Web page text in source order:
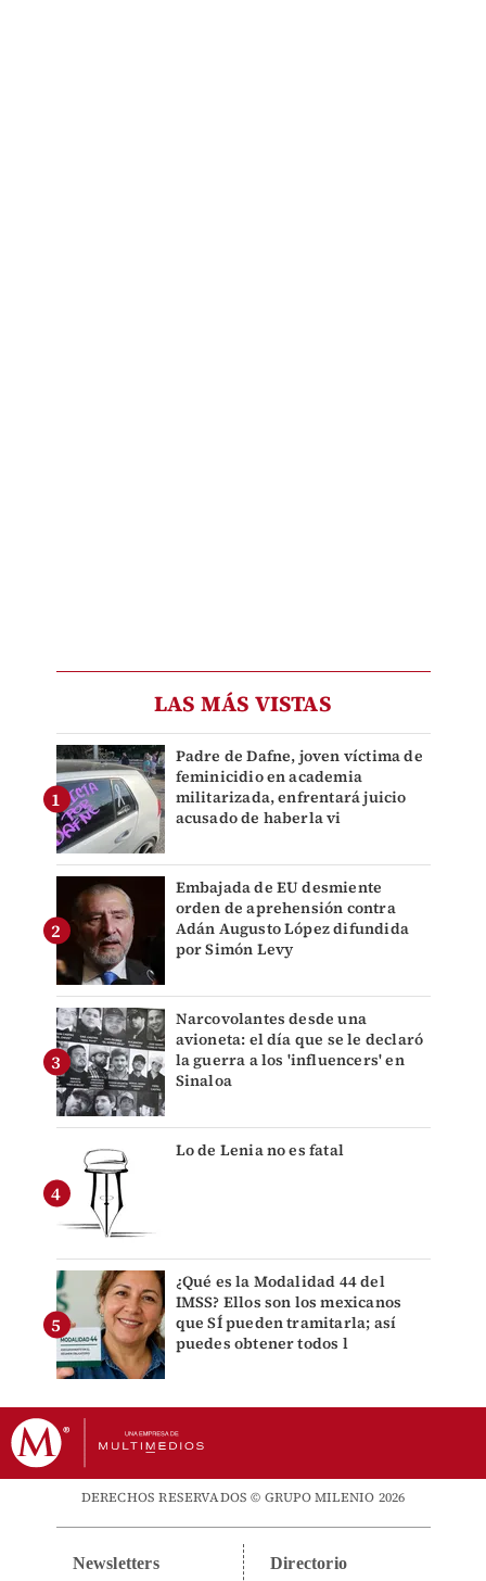
LAS MÁS VISTAS
Padre de Dafne, joven víctima de
feminicidio en academia
militarizada, enfrentará juicio
acusado de haberla vi
Embajada de EU desmiente
orden de aprehensión contra
Adán Augusto López difundida
por Simón Levy
Narcovolantes desde una
avioneta: el día que se le declaró
la guerra a los 'influencers' en
Sinaloa
Lo de Lenia no es fatal
¿Qué es la Modalidad 44 del
IMSS? Ellos son los mexicanos
que SÍ pueden tramitarla; así
puedes obtener todos l
DERECHOS RESERVADOS © GRUPO MILENIO 2026
Newsletters Directorio